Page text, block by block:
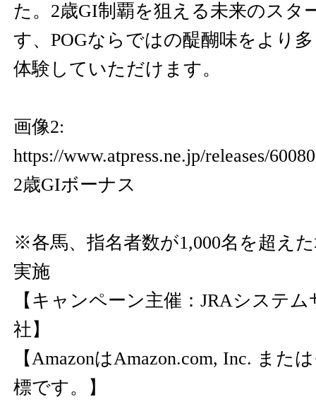
た。2歳GI制覇を狙える未来のスタ
す、POGならではの醍醐味をより
体験していただけます。
画像2:
https://www.atpress.ne.jp/releases/
2歳GIボーナス
※各馬、指名者数が1,000名を超え
実施
【キャンペーン主催：JRAシステ
社】
【AmazonはAmazon.com, Inc. また
標です。】